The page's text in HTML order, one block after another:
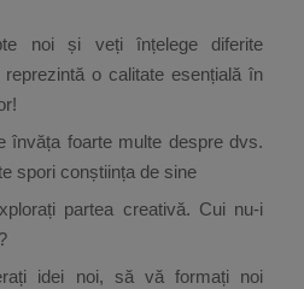
noi și veți înțelege diferite
o calitate esențială în
învăța foarte multe despre dvs.
spori conștiința de sine
partea creativă. Cui nu-i
idei noi, să vă formați noi